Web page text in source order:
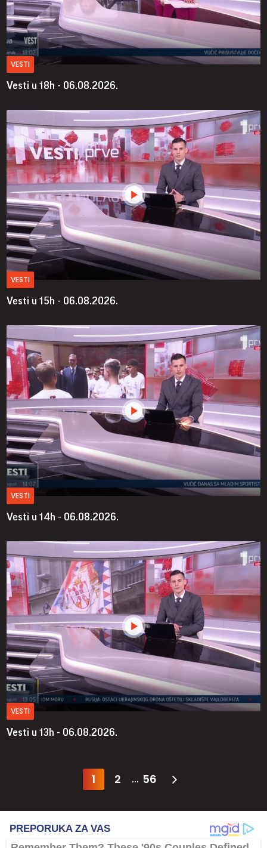
VESTI
Vesti u 18h - 06.08.2026.
VESTI
Vesti u 15h - 06.08.2026.
VESTI
Vesti u 14h - 06.08.2026.
VESTI
Vesti u 13h - 06.08.2026.
1 2 ... 56